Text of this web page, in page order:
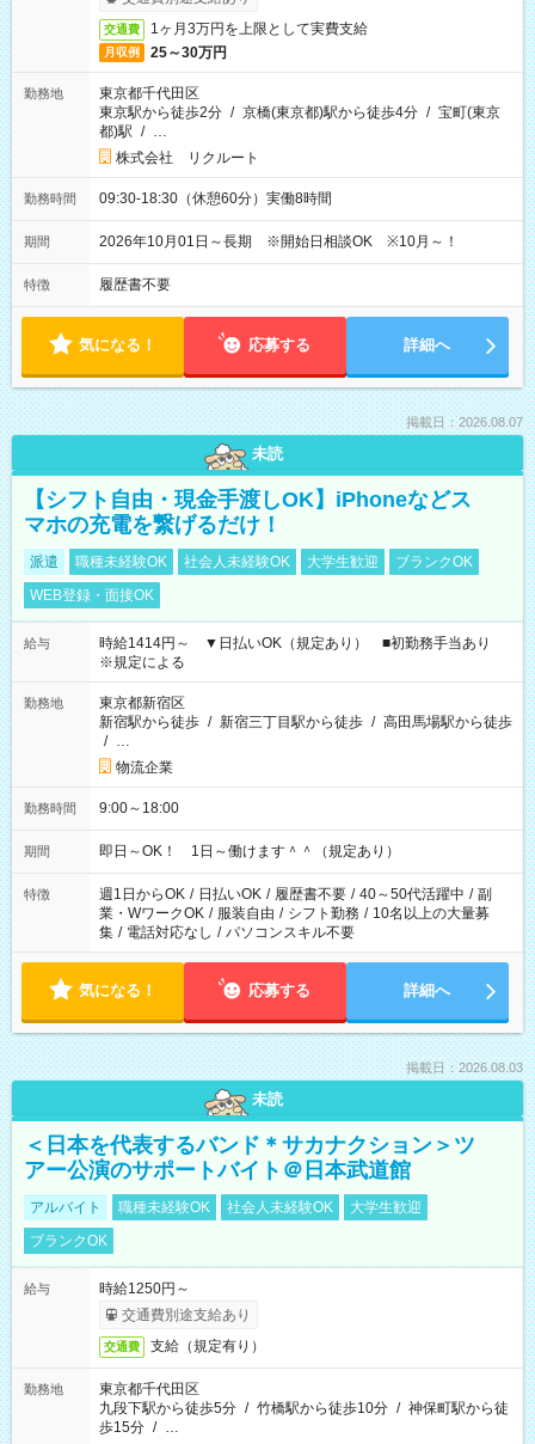
交通費 1ヶ月3万円を上限として実費支給
月収例 25～30万円
勤務地
東京都千代田区
東京駅から徒歩2分 / 京橋(東京都)駅から徒歩4分 / 宝町(東京
都)駅 / …
株式会社 リクルート
勤務時間 09:30-18:30（休憩60分）実働8時間
期間 2026年10月01日～長期 ※開始日相談OK ※10月～！
特徴 履歴書不要
気になる！ 応募する 詳細へ
掲載日：2026.08.07
未読
【シフト自由・現金手渡しOK】iPhoneなどス
マホの充電を繋げるだけ！
派遣 職種未経験OK 社会人未経験OK 大学生歓迎
ブランクOK
WEB登録・面接OK
給与
時給1414円～ ▼日払いOK（規定あり） ■初勤務手当あり
※規定による
勤務地
東京都新宿区
新宿駅から徒歩 / 新宿三丁目駅から徒歩 / 高田馬場駅から徒歩
/ …
物流企業
勤務時間 9:00～18:00
期間 即日～OK！ 1日～働けます＾＾（規定あり）
特徴 週1日からOK / 日払いOK / 履歴書不要 / 40～50代活躍中 / 副
業・WワークOK / 服装自由 / シフト勤務 / 10名以上の大量募
集 / 電話対応なし / パソコンスキル不要
気になる！ 応募する 詳細へ
掲載日：2026.08.03
未読
＜日本を代表するバンド＊サカナクション＞ツ
アー公演のサポートバイト＠日本武道館
アルバイト 職種未経験OK 社会人未経験OK
大学生歓迎
ブランクOK
給与
時給1250円～
交通費別途支給あり
交通費 支給（規定有り）
勤務地
東京都千代田区
九段下駅から徒歩5分 / 竹橋駅から徒歩10分 / 神保町駅から徒
歩15分 / …